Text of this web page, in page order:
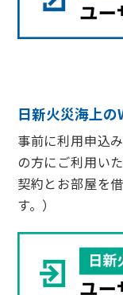
日新火災海上
事前に利用申込
の方にご利用い
契約とお部屋を
す。）